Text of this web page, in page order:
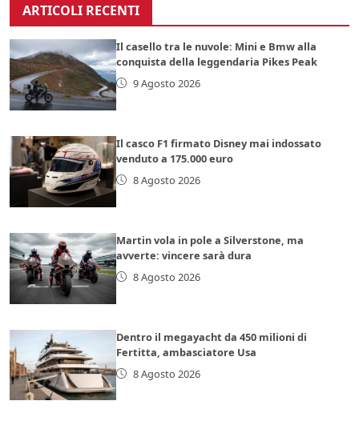
ARTICOLI RECENTI
Il casello tra le nuvole: Mini e Bmw alla
conquista della leggendaria Pikes Peak
9 Agosto 2026
Il casco F1 firmato Disney mai indossato
venduto a 175.000 euro
8 Agosto 2026
Martin vola in pole a Silverstone, ma
avverte: vincere sarà dura
8 Agosto 2026
Dentro il megayacht da 450 milioni di
Fertitta, ambasciatore Usa
8 Agosto 2026